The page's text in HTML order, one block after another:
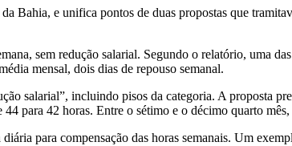
Bahia, e unifica pontos de duas propostas que
sem redução salarial. Segundo o relatório, uma
mensal, dois dias de repouso semanal.
salarial”, incluindo pisos da categoria. A proposta
para 42 horas. Entre o sétimo e o décimo quarto
para compensação das horas semanais. Um